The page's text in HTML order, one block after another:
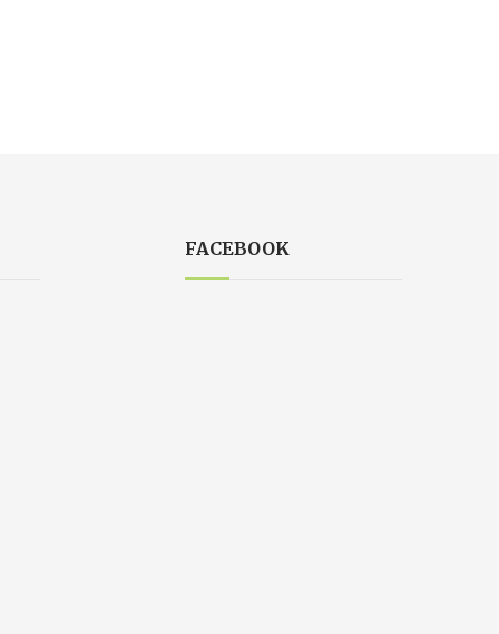
FACEBOOK